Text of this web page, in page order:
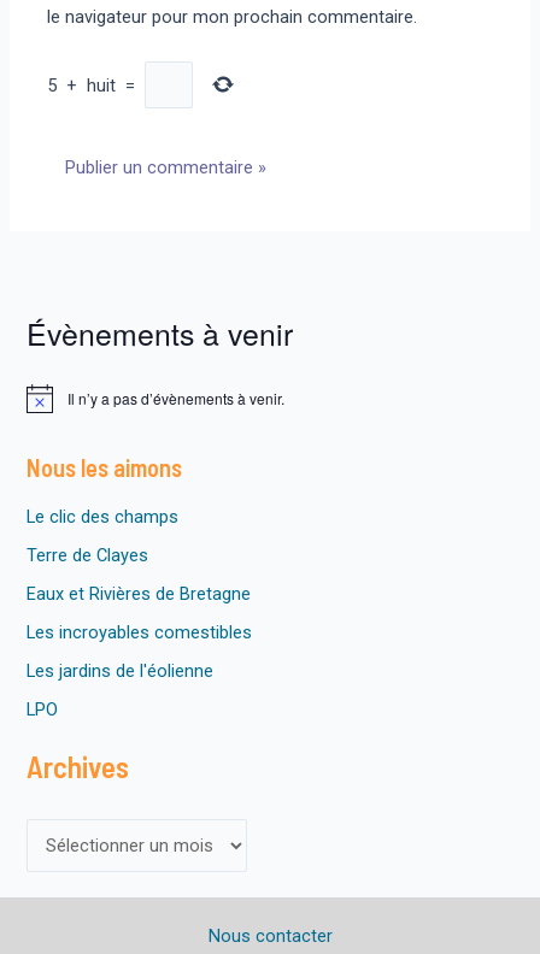
le navigateur pour mon prochain commentaire.
5 + huit =
Évènements à venir
N
i
c
Il n’y a pas d’évènements à venir.
Nous les aimons
Le clic des champs
Terre de Clayes
Eaux et Rivières de Bretagne
Les incroyables comestibles
Les jardins de l'éolienne
LPO
Archives
c
Nous contacter